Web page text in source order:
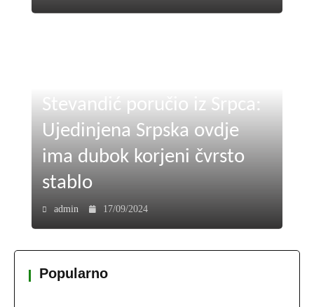
Stevandić poručio iz Srpca:
Ujedinjena Srpska ovdje
ima dubok korjeni čvrsto
stablo
admin 17/09/2024
Popularno